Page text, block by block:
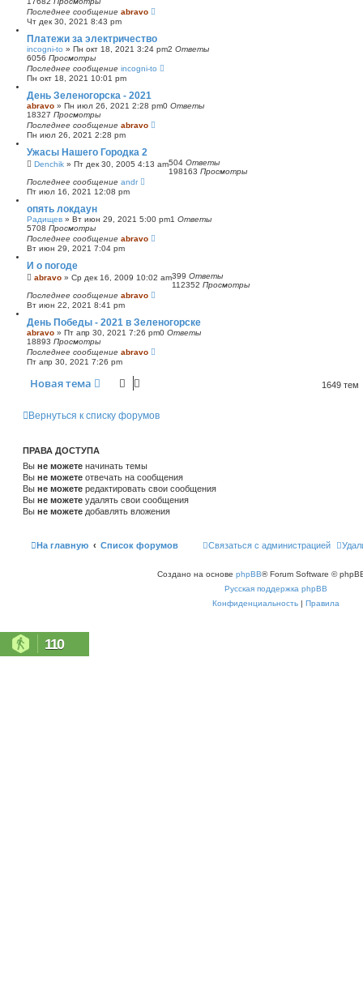
Последнее сообщение abravo
Чт дек 30, 2021 8:43 pm
Платежи за электричество
incogni-to » Пн окт 18, 2021 3:24 pm2 Ответы
6056 Просмотры
Последнее сообщение incogni-to
Пн окт 18, 2021 10:01 pm
День Зеленогорска - 2021
abravo » Пн июл 26, 2021 2:28 pm0 Ответы
18327 Просмотры
Последнее сообщение abravo
Пн июл 26, 2021 2:28 pm
Ужасы Нашего Городка 2
Denchik » Пт дек 30, 2005 4:13 am504 Ответы
198163 Просмотры
Последнее сообщение andr
Пт июл 16, 2021 12:08 pm
опять локдаун
Радищев » Вт июн 29, 2021 5:00 pm1 Ответы
5708 Просмотры
Последнее сообщение abravo
Вт июн 29, 2021 7:04 pm
И о погоде
abravo » Ср дек 16, 2009 10:02 am399 Ответы
112352 Просмотры
Последнее сообщение abravo
Вт июн 22, 2021 8:41 pm
День Победы - 2021 в Зеленогорске
abravo » Пт апр 30, 2021 7:26 pm0 Ответы
18893 Просмотры
Последнее сообщение abravo
Пт апр 30, 2021 7:26 pm
Новая тема 1649 тем
Вернуться к списку форумов
ПРАВА ДОСТУПА
Вы не можете начинать темы
Вы не можете отвечать на сообщения
Вы не можете редактировать свои сообщения
Вы не можете удалять свои сообщения
Вы не можете добавлять вложения
На главную Список форумов Связаться с администрацией
Создано на основе phpBB® Forum Software ©
Русская поддержка phpBB
Конфиденциальность | Правила
110